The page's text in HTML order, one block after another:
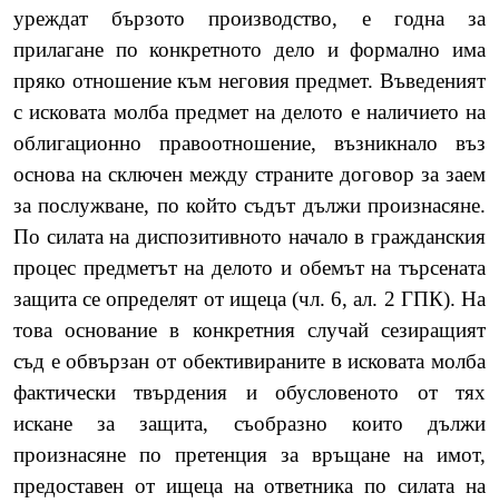
уреждат бързото производство, е годна за
прилагане по конкретното дело и формално има
пряко отношение към неговия предмет. Въведеният
с исковата молба предмет на делото е наличието на
облигационно правоотношение, възникнало въз
основа на сключен между страните договор за заем
за послужване, по който съдът дължи произнасяне.
По силата на диспозитивното начало в гражданския
процес предметът на делото и обемът на търсената
защита се определят от ищеца (чл. 6, ал. 2 ГПК). На
това основание в конкретния случай сезиращият
съд е обвързан от обективираните в исковата молба
фактически твърдения и обусловеното от тях
искане за защита, съобразно които дължи
произнасяне по претенция за връщане на имот,
предоставен от ищеца на ответника по силата на